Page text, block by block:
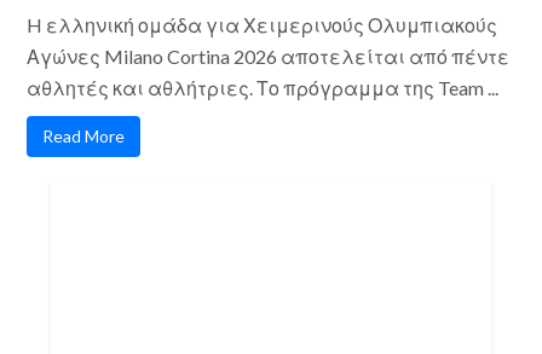
H ελληνική ομάδα για Χειμερινούς Ολυμπιακούς
Αγώνες Milano Cortina 2026 αποτελείται από πέντε
αθλητές και αθλήτριες. Το πρόγραμμα της Team ...
Read More